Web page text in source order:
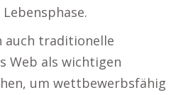
auch traditionelle
Web als wichtigen
um wettbewerbsfähig